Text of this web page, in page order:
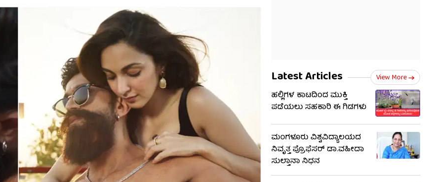
Latest Articles View More
ಹಲ್ಲಿಗಳ ಕಾಟದಿಂದ ಮುಕ್ತಿ
ಪಡೆಯಲು ಸಹಕಾರಿ ಈ ಗಿಡಗಳು
ಮಂಗಳೂರು ವಿಶ್ವವಿದ್ಯಾಲಯದ
ನಿವೃತ್ತ ಪ್ರೊಫೆಸರ್‌ ಡಾ.ವಹೀದಾ
ಸುಲ್ತಾನಾ ನಿಧನ